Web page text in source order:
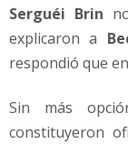
Serguéi Brin
explicaron a
respondió que
Sin más
constituyeron